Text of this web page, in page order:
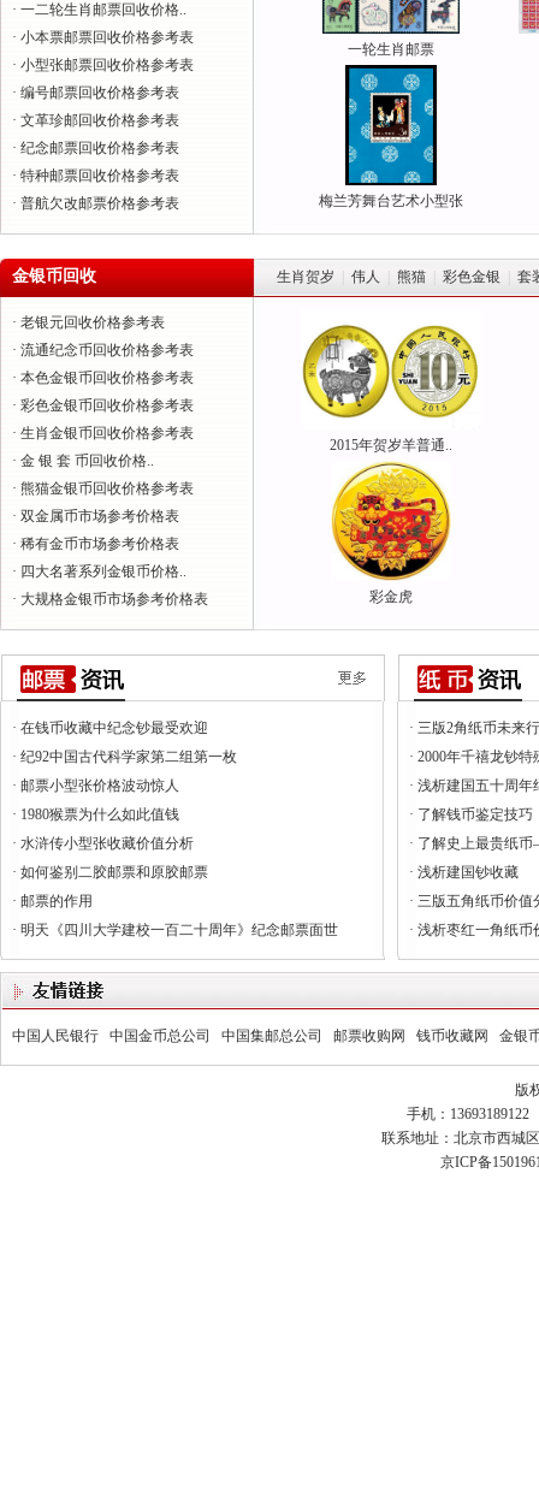
· 一二轮生肖邮票回收价格..
· 小本票邮票回收价格参考表
· 小型张邮票回收价格参考表
· 编号邮票回收价格参考表
· 文革珍邮回收价格参考表
· 纪念邮票回收价格参考表
· 特种邮票回收价格参考表
· 普航欠改邮票价格参考表
一轮生肖邮票
梅兰芳舞台艺术小型张
金银币回收 生肖贺岁 伟人 熊猫 彩色金银 套
· 老银元回收价格参考表
· 流通纪念币回收价格参考表
· 本色金银币回收价格参考表
· 彩色金银币回收价格参考表
· 生肖金银币回收价格参考表
· 金 银 套 币回收价格..
· 熊猫金银币回收价格参考表
· 双金属币市场参考价格表
· 稀有金币市场参考价格表
· 四大名著系列金银币价格..
· 大规格金银币市场参考价格表
2015年贺岁羊普通..
彩金虎
· 在钱币收藏中纪念钞最受欢迎
· 纪92中国古代科学家第二组第一枚
· 邮票小型张价格波动惊人
· 1980猴票为什么如此值钱
· 水浒传小型张收藏价值分析
· 如何鉴别二胶邮票和原胶邮票
· 邮票的作用
· 明天《四川大学建校一百二十周年》纪念邮票面世
· 三版2角纸币未来
· 2000年千禧龙钞
· 浅析建国五十周年
· 了解钱币鉴定技巧
· 了解史上最贵纸
· 浅析建国钞收藏
· 三版五角纸币价值
· 浅析枣红一角纸币
中国人民银行 中国金币总公司 中国集邮总公司 邮票收购网 钱币收藏网 金银
版
手机：13693189122
联系地址：北京市西城
京ICP备